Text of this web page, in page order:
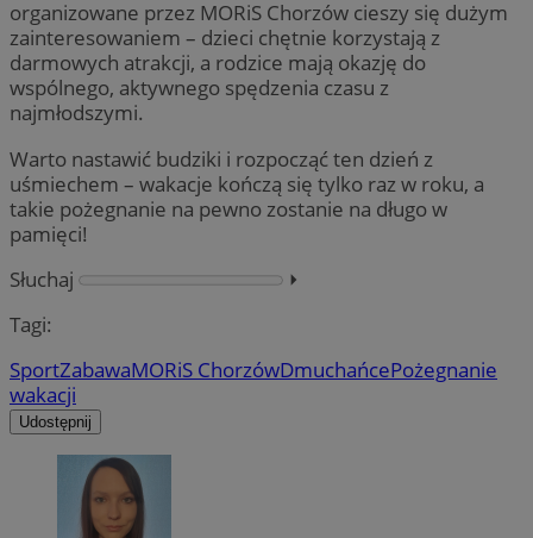
organizowane przez MORiS Chorzów cieszy się dużym
zainteresowaniem – dzieci chętnie korzystają z
darmowych atrakcji, a rodzice mają okazję do
wspólnego, aktywnego spędzenia czasu z
najmłodszymi.
Warto nastawić budziki i rozpocząć ten dzień z
uśmiechem – wakacje kończą się tylko raz w roku, a
takie pożegnanie na pewno zostanie na długo w
pamięci!
Słuchaj
⏵︎
Tagi:
SportZabawaMORiS ChorzówDmuchańcePożegnanie
wakacji
Udostępnij